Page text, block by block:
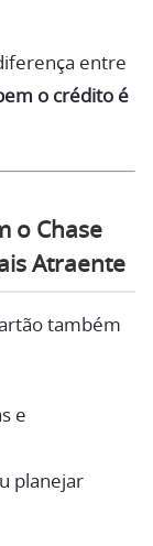
entre
o crédito é
o Chase
Atraente
também
e
planejar